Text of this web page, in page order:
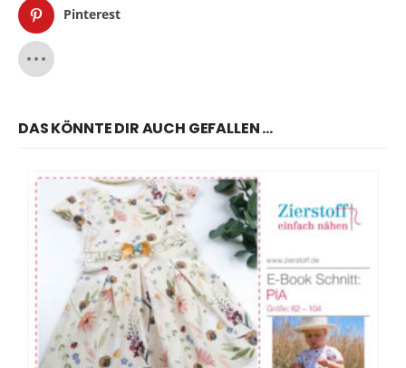
Pinterest
DAS KÖNNTE DIR AUCH GEFALLEN …